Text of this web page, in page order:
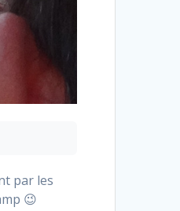
par les
😉